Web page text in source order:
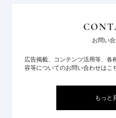
お問い
広告掲載、コンテンツ活用等、各
容等についてのお問い合わせはこ
もっと